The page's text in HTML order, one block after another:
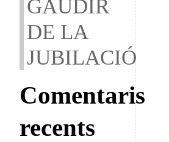
GAUDIR
DE LA
JUBILACIÓ
Comentaris
recents